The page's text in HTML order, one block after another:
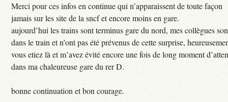
Merci pour ces infos en continue qui n’apparaissent de toute façon
jamais sur les site de la sncf et encore moins en gare.
aujourd’hui les trains sont terminus gare du nord, mes collègues
dans le train et n’ont pas été prévenus de cette surprise,
vous etiez là et m’avez évité encore une fois de long moment
dans ma chaleureuse gare du rer D.
bonne continuation et bon courage.